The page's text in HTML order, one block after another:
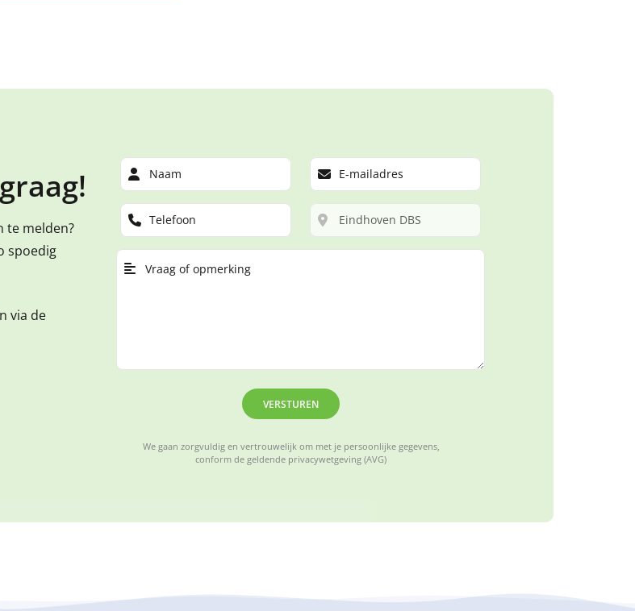
te melden?
spoedig
via de
VERSTUREN
We gaan zorgvuldig en vertrouwelijk om met je persoonlijke gegevens,
conform de geldende privacywetgeving (AVG)